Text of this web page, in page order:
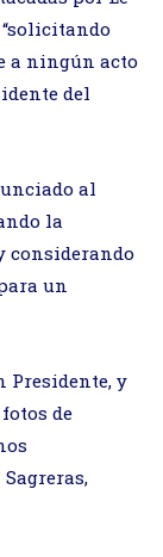
a ningún acto
del
al
la
considerando
un
Presidente, y
de